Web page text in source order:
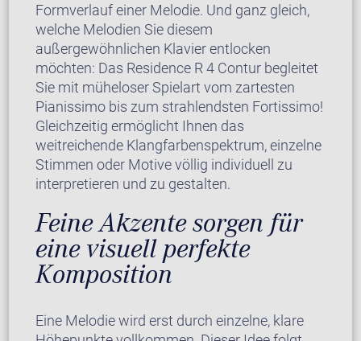
Formverlauf einer Melodie. Und ganz gleich,
welche Melodien Sie diesem
außergewöhnlichen Klavier entlocken
möchten: Das Residence R 4 Contur begleitet
Sie mit müheloser Spielart vom zartesten
Pianissimo bis zum strahlendsten Fortissimo!
Gleichzeitig ermöglicht Ihnen das
weitreichende Klangfarbenspektrum, einzelne
Stimmen oder Motive völlig individuell zu
interpretieren und zu gestalten.
Feine Akzente sorgen für
eine visuell perfekte
Komposition
Eine Melodie wird erst durch einzelne, klare